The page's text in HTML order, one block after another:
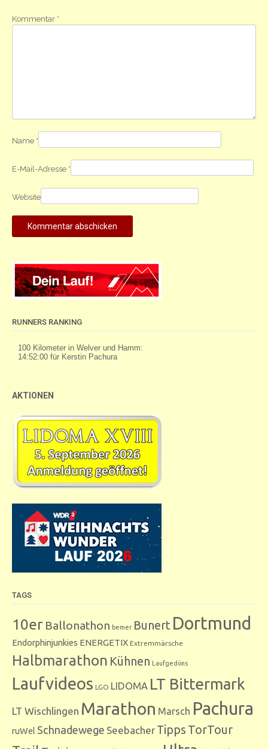
Kommentar *
Name *
E-Mail-Adresse *
Website
RUNNERS RANKING
AKTIONEN
TAGS
10er Ballonathon bemer Bunert Dortmund
Endorphinjunkies ENERGETIX Extremmärsche
Halbmarathon Kühnen Laufgedöns
Laufvideos LGO LIDOMA LT Bittermark
LT Wischlingen Marathon Marsch Pachura
ruWel Schnadewege Seebacher Tipps TorTour